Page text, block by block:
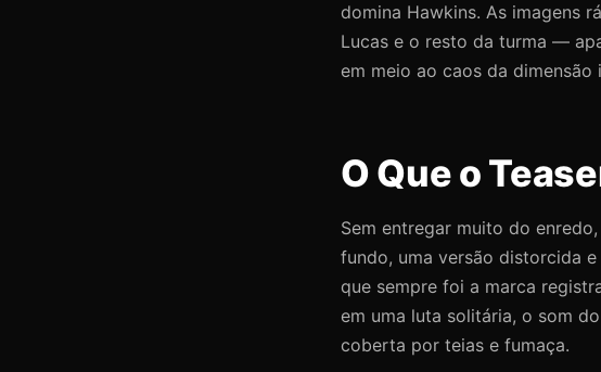
domina Hawkins. As imagens
Lucas e o resto da turma —
em meio ao caos da
O Que o
Sem entregar muito do
fundo, uma versão distorcida
que sempre foi a marca
em uma luta solitária, o som
coberta por teias e fumaça.